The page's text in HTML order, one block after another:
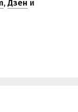
,Дзен и